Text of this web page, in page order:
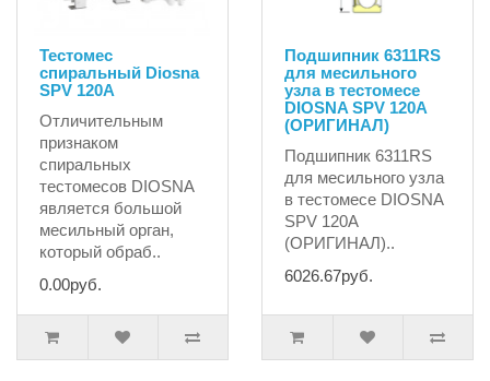
Тестомес
спиральный Diosna
SPV 120A
Отличительным
признаком
спиральных
тестомесов DIOSNA
является большой
месильный орган,
который обраб..
0.00руб.
Подшипник 6311RS
для месильного
узла в тестомесе
DIOSNA SPV 120A
(ОРИГИНАЛ)
Подшипник 6311RS
для месильного узла
в тестомесе DIOSNA
SPV 120A
(ОРИГИНАЛ)..
6026.67руб.